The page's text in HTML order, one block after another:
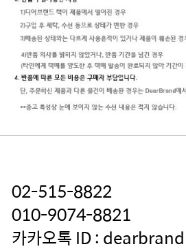
02-515-8822
010-9074-8821
카카오톡 ID : dearbrand